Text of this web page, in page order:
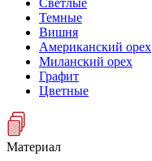
Светлые
Темные
Вишня
Американский орех
Миланский орех
Графит
Цветные
Материал